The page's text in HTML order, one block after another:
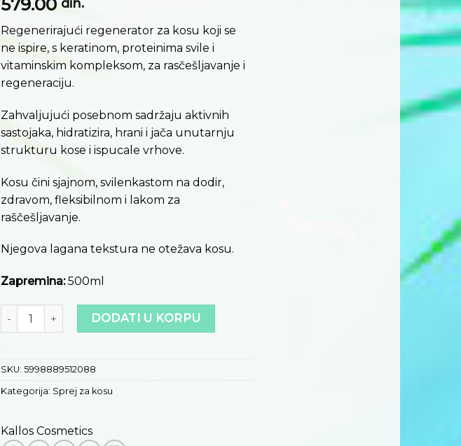
579.00 din.
Regenerirajući regenerator za kosu koji se
ne ispire, s keratinom, proteinima svile i
vitaminskim kompleksom, za rasčešljavanje i
regeneraciju.
Zahvaljujući posebnom sadržaju aktivnih
sastojaka, hidratizira, hrani i jača unutarnju
strukturu kose i ispucale vrhove.
Kosu čini sjajnom, svilenkastom na dodir,
zdravom, fleksibilnom i lakom za
raščešljavanje.
Njegova lagana tekstura ne otežava kosu.
Zapremina:500ml
Količina DODATI U KORPU
SKU: 5998889512088
Kategorija: Sprej za kosu
Kallos Cosmetics